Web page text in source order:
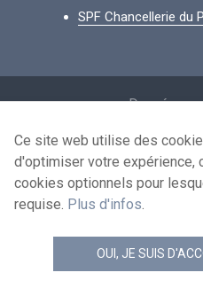
SPF Chancellerie du
Données
Conditions
© 2026 -
Ce site web utilise des
d'optimiser votre expérience,
cookies optionnels pour
requise. Plus d'infos.
OUI, JE SUIS